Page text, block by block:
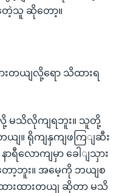
ေဲ့သူ ဆိုတော့။
တယျလို့ရော သိထားရ
မသိလိုကျရဘူး။ သူတို့
ေယျ။ ရိုကျနှကျဖကြျဆီး
ရီလောကျမှာ ခေါျသှား
ော့ဘူး။ အမေ့ကို ဘယျစ
ထားထားတယျ ဆိုတာ မသိ